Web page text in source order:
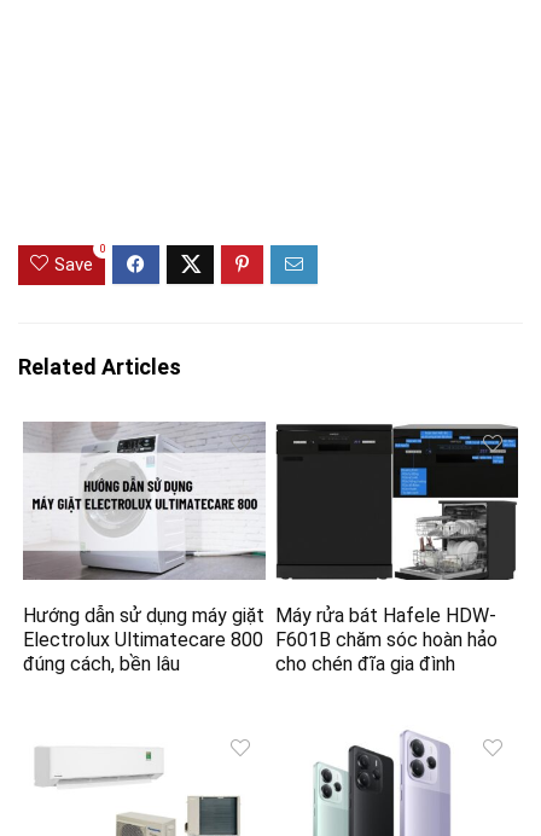
Save
0
Related Articles
Hướng dẫn sử dụng máy giặt
Electrolux Ultimatecare 800
đúng cách, bền lâu
Máy rửa bát Hafele HDW-
F601B chăm sóc hoàn hảo
cho chén đĩa gia đình